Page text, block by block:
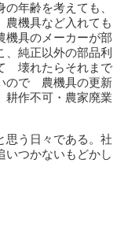
年齢を考えても、
機具など入れても
機具のメーカーが部
純正以外の部品利
壊れたらそれまで
ので 農機具の更新
作不可・農家廃業
う日々である。社
つかないもどかし